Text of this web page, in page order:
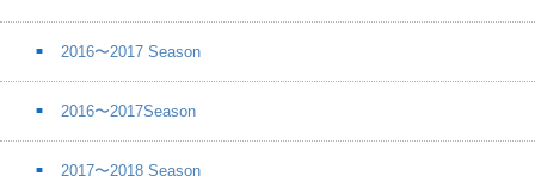
2016〜2017 Season
2016〜2017Season
2017〜2018 Season